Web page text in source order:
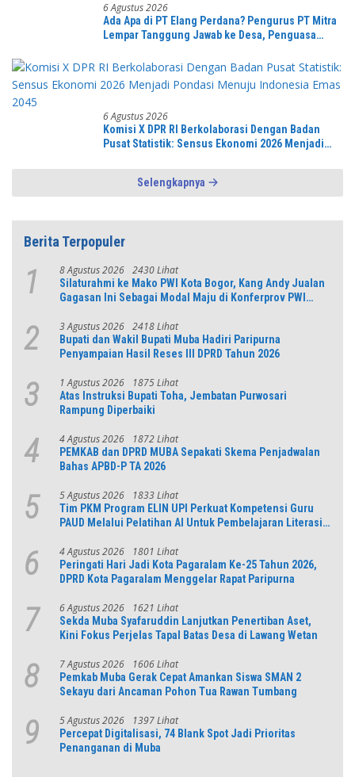
6 Agustus 2026
Ada Apa di PT Elang Perdana? Pengurus PT Mitra
Lempar Tanggung Jawab ke Desa, Penguasa
6 Agustus 2026
Komisi X DPR RI Berkolaborasi Dengan Badan
Pusat Statistik: Sensus Ekonomi 2026 Menjadi
Selengkapnya
Berita Terpopuler
1 8 Agustus 2026 2430 Lihat
Silaturahmi ke Mako PWI Kota Bogor, Kang Andy Jualan
Gagasan Ini Sebagai Modal Maju di Konferprov PWI
2 3 Agustus 2026 2418 Lihat
Bupati dan Wakil Bupati Muba Hadiri Paripurna
Penyampaian Hasil Reses III DPRD Tahun 2026
3 1 Agustus 2026 1875 Lihat
Atas Instruksi Bupati Toha, Jembatan Purwosari
Rampung Diperbaiki
4 4 Agustus 2026 1872 Lihat
PEMKAB dan DPRD MUBA Sepakati Skema Penjadwalan
Bahas APBD-P TA 2026
5 5 Agustus 2026 1833 Lihat
Tim PKM Program ELIN UPI Perkuat Kompetensi Guru
PAUD Melalui Pelatihan AI Untuk Pembelajaran Literasi
6 4 Agustus 2026 1801 Lihat
Peringati Hari Jadi Kota Pagaralam Ke-25 Tahun 2026,
DPRD Kota Pagaralam Menggelar Rapat Paripurna
7 6 Agustus 2026 1621 Lihat
Sekda Muba Syafaruddin Lanjutkan Penertiban Aset,
Kini Fokus Perjelas Tapal Batas Desa di Lawang Wetan
8 7 Agustus 2026 1606 Lihat
Pemkab Muba Gerak Cepat Amankan Siswa SMAN 2
Sekayu dari Ancaman Pohon Tua Rawan Tumbang
9 5 Agustus 2026 1397 Lihat
Percepat Digitalisasi, 74 Blank Spot Jadi Prioritas
Penanganan di Muba